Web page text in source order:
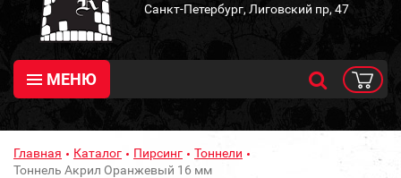
Санкт-Петербург, Лиговский пр, 47
МЕНЮ
Главная Каталог Пирсинг
Тоннели
Тоннель Акрил Оранжевый 16 мм